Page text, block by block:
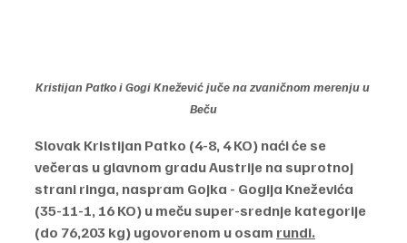
Kristijan Patko i Gogi Knežević juče na zvaničnom merenju u
Beču
Slovak Kristijan Patko (4-8, 4 KO) naći će se
večeras u glavnom gradu Austrije na suprotnoj
strani ringa, naspram Gojka - Gogija Kneževića
(35-11-1, 16 KO) u meču super-srednje kategorije
(do 76,203 kg) ugovorenom u osam rundi.